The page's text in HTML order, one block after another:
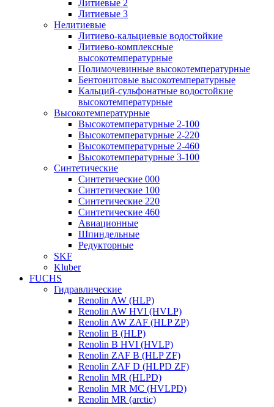
Литиевые 2
Литиевые 3
Нелитиевые
Литиево-кальциевые водостойкие
Литиево-комплексные
высокотемпературные
Полимочевинные высокотемпературные
Бентонитовые высокотемпературные
Кальций-сульфонатные водостойкие
высокотемпературные
Высокотемпературные
Высокотемпературные 2-100
Высокотемпературные 2-220
Высокотемпературные 2-460
Высокотемпературные 3-100
Синтетические
Синтетические 000
Синтетические 100
Синтетические 220
Синтетические 460
Авиационные
Шпиндельные
Редукторные
SKF
Kluber
FUCHS
Гидравлические
Renolin AW (HLP)
Renolin AW HVI (HVLP)
Renolin AW ZAF (HLP ZP)
Renolin B (HLP)
Renolin B HVI (HVLP)
Renolin ZAF B (HLP ZF)
Renolin ZAF D (HLPD ZF)
Renolin MR (HLPD)
Renolin MR MC (HVLPD)
Renolin MR (arctic)